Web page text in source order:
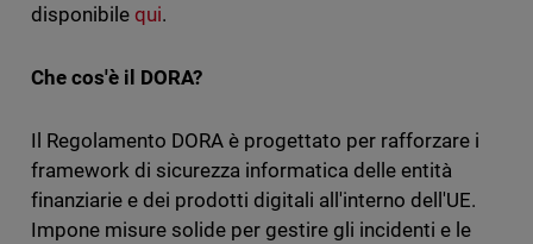
disponibile qui.
Che cos'è il DORA?
Il Regolamento DORA è progettato per rafforzare i
framework di sicurezza informatica delle entità
finanziarie e dei prodotti digitali all'interno dell'UE.
Impone misure solide per gestire gli incidenti e le